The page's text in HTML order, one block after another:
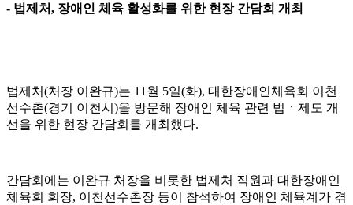
- 법제처, 장애인 체육 활성화를 위한 현장 간담회 개최
법제처(처장 이완규)는 11 월 5일(화), 대한장애인체육회 이천
선수촌(경기 이천시 )을 방문해 장애인 체육 관련 법 ㆍ 제도 개
선을 위한 현장 간담회를 개최했다.
간담회에는 이완규 처장을 비롯한 법제처 직원과 대한장애인
체육회 회장, 이천선수촌장 등이 참석하여 장애인 체육계가 겪